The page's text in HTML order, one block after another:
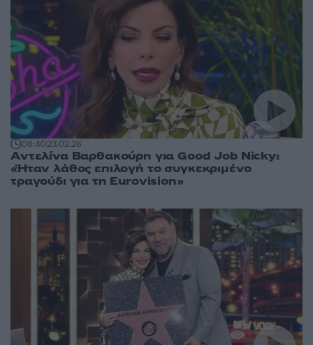
08:4023.02.26
Αντελίνα Βαρθακούρη για Good Job Nicky:
«Ήταν λάθος επιλογή το συγκεκριμένο
τραγούδι για τη Eurovision»